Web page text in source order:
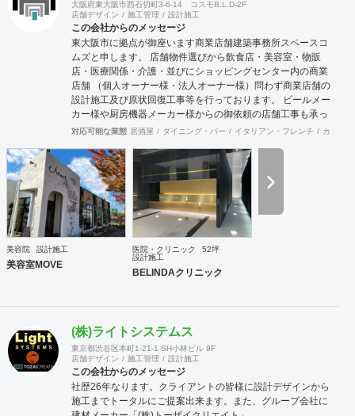
大阪府東大阪市西石切町3-6-14 コスモB.L.D-2F
店舗デザイン
施工管理 設計施工
この会社からのメッセージ
東大阪市に拠点が御座います商業店舗建築事務所スペースコ
ムズと申します。 店舗物件選びから飲食店・美容室・物販
店・医療関係・介護・並びにショッピングセンター内の商業
店舗 （個人オーナー様・法人オーナー様）問わず商業店舗の
設計施工及び原状回復工事等を行っております。 ビールメー
カー様や厨房機器メーカー様からの御依頼の店舗工事も承っ
ております。 御予算及び動線・デザインをトータルに最良の
タルにサポート致しますので一度御見積りさせて頂ければ幸
いです。 施工例に付きましては当社ホームページを拝見して
頂ければ御確認出来ますので！宜しくお願いします。
対応可能な業態 居酒屋 ダイニング・バー イタリアン・フレンチ カフェ
美容院 設計施工
美容室MOVE
医院・クリニック
52坪
設計施工
BELINDAクリニック
(株)ライトシステムス
東京都渋谷区本町1-21-1 SH小林ビル 9F
店舗デザイン
施工管理 設計施工
この会社からのメッセージ
社歴26年なります。クライアントの皆様に設計デザインから
施工までトータルにご提案出来ます。また、グループ会社に